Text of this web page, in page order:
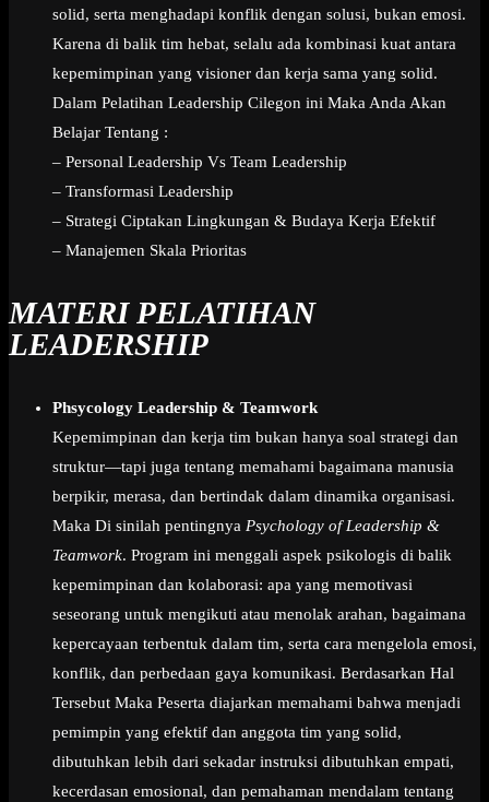
solid, serta menghadapi konflik dengan solusi, bukan emosi.
Karena di balik tim hebat, selalu ada kombinasi kuat antara
kepemimpinan yang visioner dan kerja sama yang solid.
Dalam Pelatihan Leadership Cilegon ini Maka Anda Akan
Belajar Tentang :
– Personal Leadership Vs Team Leadership
– Transformasi Leadership
– Strategi Ciptakan Lingkungan & Budaya Kerja Efektif
– Manajemen Skala Prioritas
MATERI PELATIHAN
LEADERSHIP
Phsycology Leadership & Teamwork
Kepemimpinan dan kerja tim bukan hanya soal strategi dan
struktur—tapi juga tentang memahami bagaimana manusia
berpikir, merasa, dan bertindak dalam dinamika organisasi.
Maka Di sinilah pentingnya Psychology of Leadership &
Teamwork. Program ini menggali aspek psikologis di balik
kepemimpinan dan kolaborasi: apa yang memotivasi
seseorang untuk mengikuti atau menolak arahan, bagaimana
kepercayaan terbentuk dalam tim, serta cara mengelola emosi,
konflik, dan perbedaan gaya komunikasi. Berdasarkan Hal
Tersebut Maka Peserta diajarkan memahami bahwa menjadi
pemimpin yang efektif dan anggota tim yang solid,
dibutuhkan lebih dari sekadar instruksi dibutuhkan empati,
kecerdasan emosional, dan pemahaman mendalam tentang